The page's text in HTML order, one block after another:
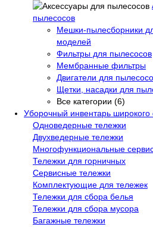
пылесосов
Мешки-пылесборники
моделей
Фильтры для пылесосов
Мембранные фильтры
Двигатели для
Щетки, насадки для
Все категории (6)
Уборочный инвентарь широкого
Одноведерные тележки
Двухведерные тележки
Многофункциональные
Тележки для горничных
Сервисные тележки
Комплектующие для тележек
Тележки для сбора белья
Тележки для сбора мусора
Багажные тележки